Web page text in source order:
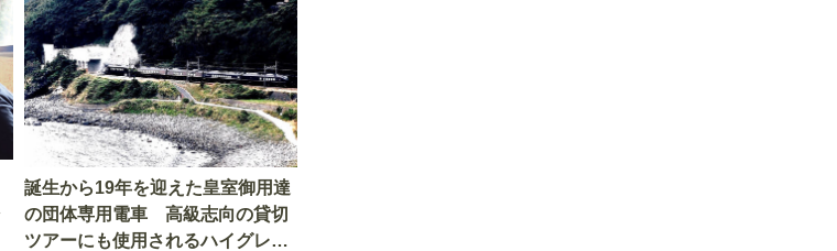
誕生から19年を迎えた皇室御用達
の団体専用電車 高級志向の貸切
ツアーにも使用されるハイグレー